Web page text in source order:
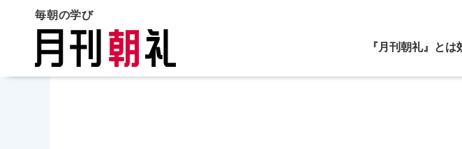
毎朝の学び
『月刊朝礼』とは